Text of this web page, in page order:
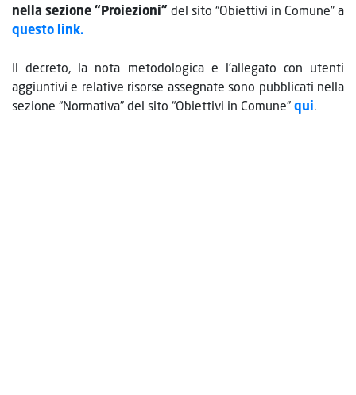
nella sezione “Proiezioni” del sito “Obiettivi in Comune” a
questo link.
Il decreto, la nota metodologica e l’allegato con utenti
aggiuntivi e relative risorse assegnate sono pubblicati nella
sezione “Normativa” del sito “Obiettivi in Comune” qui .